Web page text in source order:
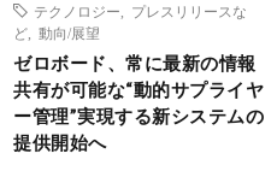
テクノロジー
プレスリリースな
ど
動向/展望
ゼロボード、常に最新の情報
共有が可能な“動的サプライヤ
ー管理”実現する新システムの
提供開始へ